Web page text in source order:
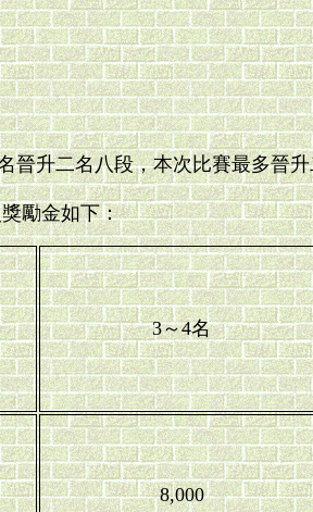
晉升二名八段，本次比賽最多晉
勵金如下：
3～4名
8,000